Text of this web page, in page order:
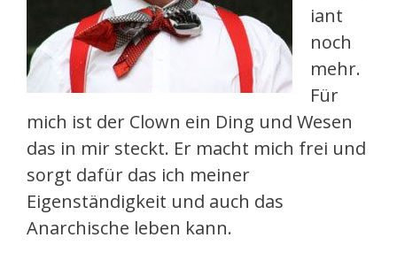
iant
noch
mehr.
Für
mich ist der Clown ein Ding und Wesen
das in mir steckt. Er macht mich frei und
sorgt dafür das ich meiner
Eigenständigkeit und auch das
Anarchische leben kann.